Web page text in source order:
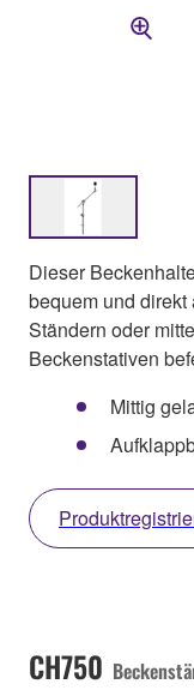
Dieser
bequem und
Ständern oder
Beckenstativen
Mittig
CH750